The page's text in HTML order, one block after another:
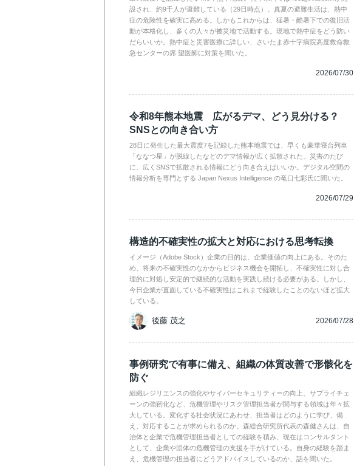
設され、約9千人が避難している（29日時点）。真夏の避難生活は、熱中
症の危険性を確実に高める。しかもこれからは、猛暑・酷暑下での復旧活
動が本格化し、多くの人々が被災地で活動する。現地で熱中症をどう防い
だらいいか。熱中症と災害医療に詳しい、さいたま赤十字病院高度救命救
急センターの席 望医師に対策を聞いた。
2026/07/30
令和8年熊本地震 広がるデマ、どう見分ける？
SNSとの向き合い方
28日に発生した最大震度7を記録した熊本地震では、早くも豪華寝台列車
「ななつ星」が脱線したなどのデマ情報が広く拡散された。災害のたび
に、広くSNSで拡散される情報にどう向き合えばいいか。デジタル空間の
情報分析を専門とする Japan Nexus Intelligence の竜口七彩氏に聞いた。
2026/07/29
構造的不確実性の拡大と対応における思考転換
イメージ（Adobe Stock）企業の目的は、企業価値の向上にある。そのた
め、将来の不確実性のなかからビジネス機会を開拓し、不確実性に対し合
理的に対処し安定的で継続的な活動を実践し続ける必要がある。しかし、
今日企業が直面している不確実性はこれまで経験したことのないほど拡大
している。
後藤 茂之 2026/07/28
事例研究で有事に備え、組織の体質改善で形骸化を
防ぐ
組織レジリエンスの強化やサイバーセキュリティーの向上、サプライチェ
ーンの強靭化など、危機管理やリスク管理担当者が関与する領域は年々拡
大している。変化する社会状況にあわせ、担当者はどのように学び、備
え、対応することが求められるのか。森総合研究所代表の森健さんは、自
治体と企業で危機管理担当者としての経験を積み、現在はコンサルタント
として、企業や団体の危機管理の支援を手がけている。自身の経験を踏ま
え、危機管理の担当者にどうアドバイスしているのか、話を聞いた。